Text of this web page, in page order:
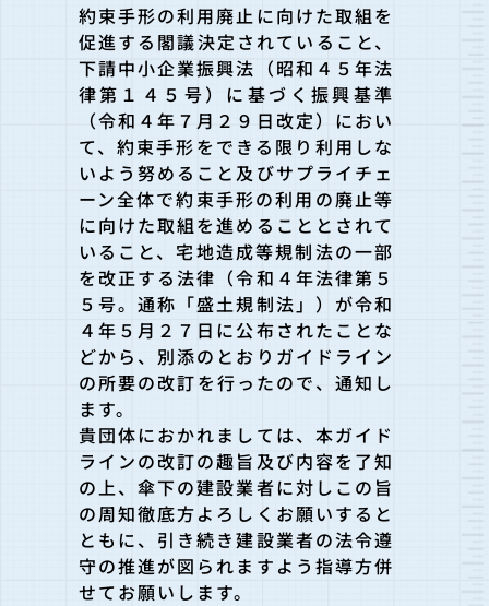
約束手形の利用廃止に向けた取組を
促進する閣議決定されていること、
下請中小企業振興法（昭和４５年法
律第１４５号）に基づく振興基準
（令和４年７月２９日改定）におい
て、約束手形をできる限り利用しな
いよう努めること及びサプライチェ
ーン全体で約束手形の利用の廃止等
に向けた取組を進めることとされて
いること、宅地造成等規制法の一部
を改正する法律（令和４年法律第５
５号。通称「盛土規制法」）が令和
４年５月２７日に公布されたことな
どから、別添のとおりガイドライン
の所要の改訂を行ったので、通知し
ます。
貴団体におかれましては、本ガイド
ラインの改訂の趣旨及び内容を了知
の上、傘下の建設業者に対しこの旨
の周知徹底方よろしくお願いすると
ともに、引き続き建設業者の法令遵
守の推進が図られますよう指導方併
せてお願いします。